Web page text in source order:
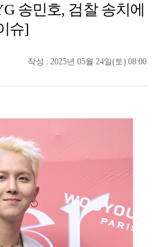
이강인, 드디어 아틀레티코 선수단과 만났다…시메오네 감…
"우산으로 때려"vs"그런 적 없다"…23기 부부 엇갈…
"기분 맞춰주려고" 축구협회, 외국인 심판 성접대 의혹…
송민호, 검찰 송치에
슈]
작성 : 2025년 05월 24일(토) 08:00